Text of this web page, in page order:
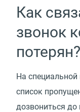
Как
звонок
потерян?
На специальной
список
дозвониться до